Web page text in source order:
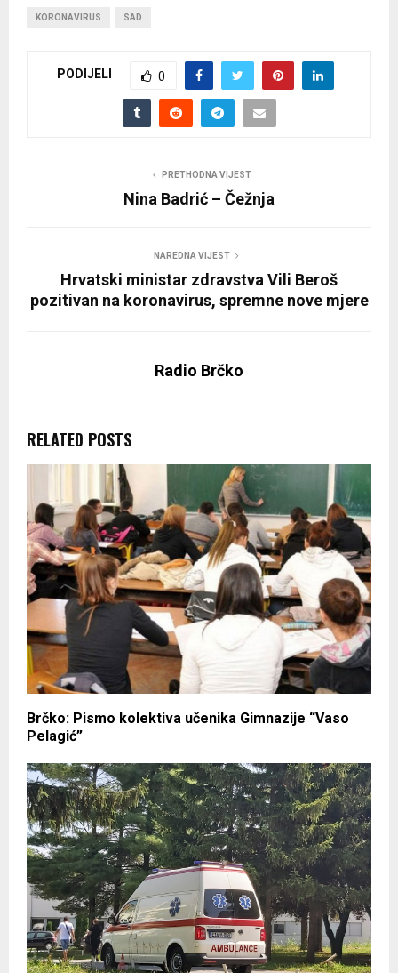
KORONAVIRUS SAD
PODIJELI 0
PRETHODNA VIJEST
Nina Badrić – Čežnja
NAREDNA VIJEST
Hrvatski ministar zdravstva Vili Beroš
pozitivan na koronavirus, spremne nove mjere
Radio Brčko
RELATED POSTS
Brčko: Pismo kolektiva učenika Gimnazije “Vaso
Pelagić”